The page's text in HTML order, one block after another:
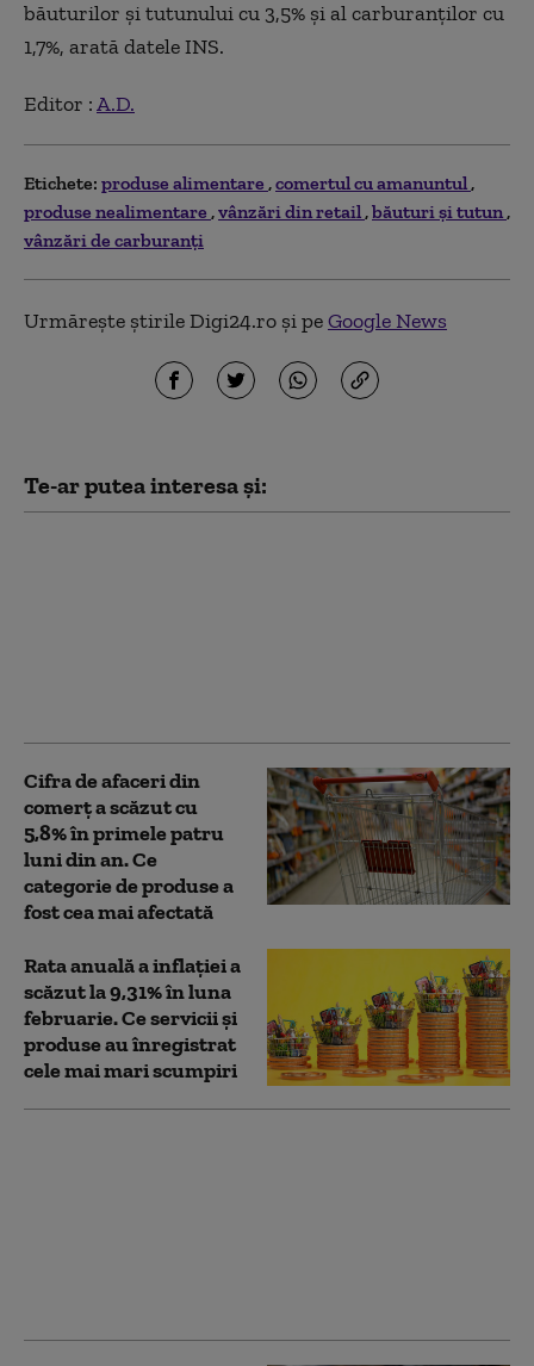
băuturilor și tutunului cu 3,5% și al carburanților cu
1,7%, arată datele INS.
Editor :A.D.
Etichete: produse alimentare comertul cu amanuntul
produse nealimentare vânzări din retail băuturi și tutun
vânzări de carburanți
Urmărește știrile Digi24.ro și peGoogle News
Te-ar putea interesa și:
Cifra de afaceri din
comerț a scăzut cu
5,8% în primele patru
luni din an. Ce
categorie de produse a
fost cea mai afectată
Rata anuală a inflației a
scăzut la 9,31% în luna
februarie. Ce servicii și
produse au înregistrat
cele mai mari scumpiri